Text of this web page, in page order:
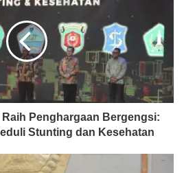
Penghargaan Bergengsi:
Stunting dan Kesehatan